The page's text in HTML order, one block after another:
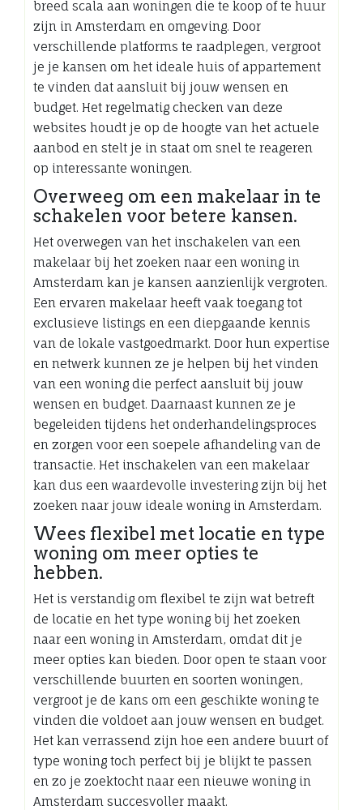
breed scala aan woningen die te koop of te huur
zijn in Amsterdam en omgeving. Door
verschillende platforms te raadplegen, vergroot
je je kansen om het ideale huis of appartement
te vinden dat aansluit bij jouw wensen en
budget. Het regelmatig checken van deze
websites houdt je op de hoogte van het actuele
aanbod en stelt je in staat om snel te reageren
op interessante woningen.
Overweeg om een makelaar in te
schakelen voor betere kansen.
Het overwegen van het inschakelen van een
makelaar bij het zoeken naar een woning in
Amsterdam kan je kansen aanzienlijk vergroten.
Een ervaren makelaar heeft vaak toegang tot
exclusieve listings en een diepgaande kennis
van de lokale vastgoedmarkt. Door hun expertise
en netwerk kunnen ze je helpen bij het vinden
van een woning die perfect aansluit bij jouw
wensen en budget. Daarnaast kunnen ze je
begeleiden tijdens het onderhandelingsproces
en zorgen voor een soepele afhandeling van de
transactie. Het inschakelen van een makelaar
kan dus een waardevolle investering zijn bij het
zoeken naar jouw ideale woning in Amsterdam.
Wees flexibel met locatie en type
woning om meer opties te
hebben.
Het is verstandig om flexibel te zijn wat betreft
de locatie en het type woning bij het zoeken
naar een woning in Amsterdam, omdat dit je
meer opties kan bieden. Door open te staan voor
verschillende buurten en soorten woningen,
vergroot je de kans om een geschikte woning te
vinden die voldoet aan jouw wensen en budget.
Het kan verrassend zijn hoe een andere buurt of
type woning toch perfect bij je blijkt te passen
en zo je zoektocht naar een nieuwe woning in
Amsterdam succesvoller maakt.